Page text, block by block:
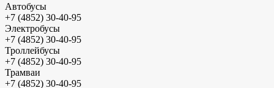
Автобусы
+7 (4852) 30-40-95
Электробусы
+7 (4852) 30-40-95
Троллейбусы
+7 (4852) 30-40-95
Трамваи
+7 (4852) 30-40-95